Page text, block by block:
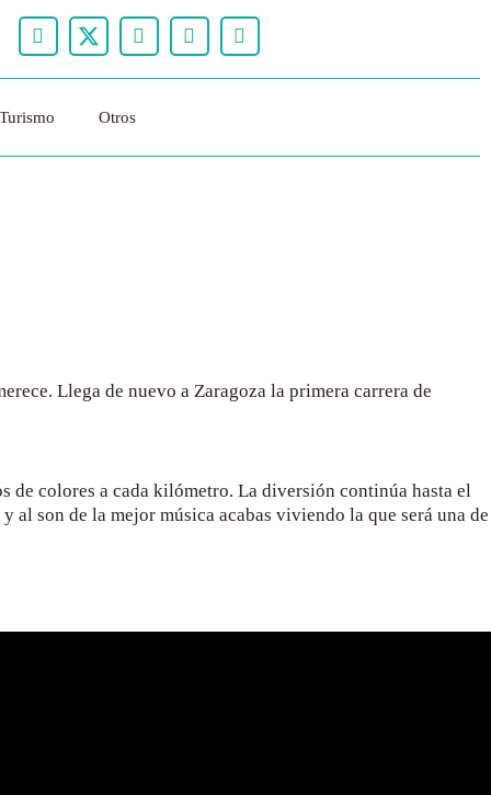
Turismo Otros
Llega de nuevo a Zaragoza la primera carrera de
de colores a cada kilómetro. La diversión continúa hasta el
son de la mejor música acabas viviendo la que será una de